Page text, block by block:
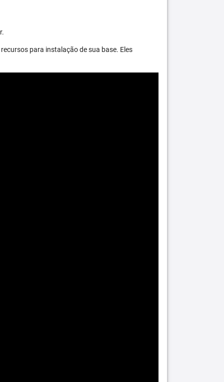
para instalação de sua base. Eles